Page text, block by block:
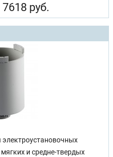
7618 руб.
электроустановочных
и средне-твердых